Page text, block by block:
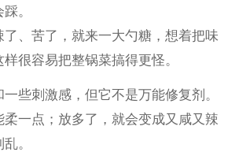
。
、苦了，就来一大勺糖，想着把味
很容易把整锅菜搞得更怪。
些刺激感，但它不是万能修复剂。
一点；放多了，就会变成又咸又辣
。